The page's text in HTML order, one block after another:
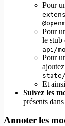
Pour
Pour
le stub
api/
Pour
state/
Et
Suivez les
présents
Annoter les